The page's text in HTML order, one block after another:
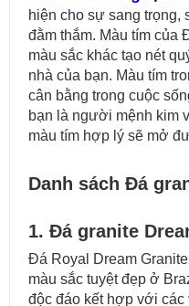
hiện cho sự sang trọng,
đằm thắm. Màu tím của
màu sắc khác tạo nét
nhà của bạn. Màu tím
cân bằng trong cuộc
bạn là người mệnh kim
màu tím hợp lý sẽ mở
Danh sách Đá
1. Đá granite
Đá Royal Dream
màu sắc tuyệt đẹp ở
độc đáo kết hợp với các